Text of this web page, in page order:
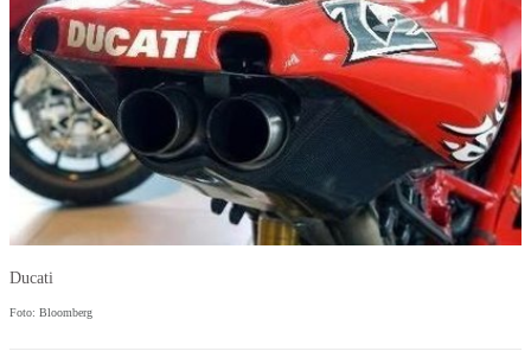
Ducati
Foto: Bloomberg